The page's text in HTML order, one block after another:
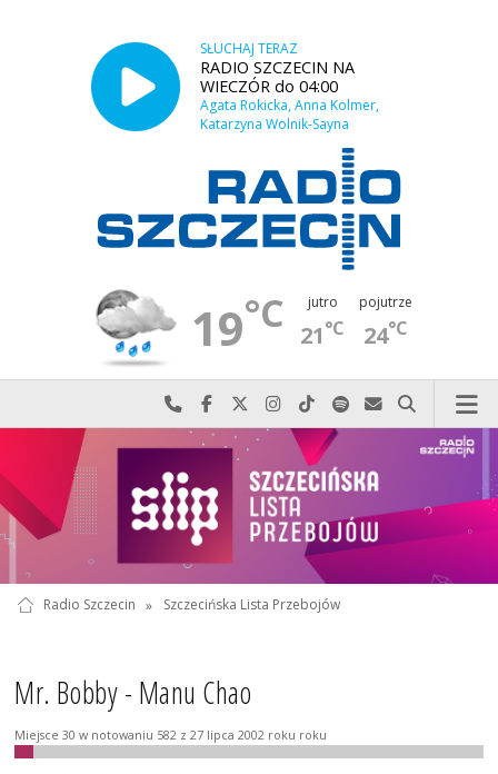
SŁUCHAJ TERAZ
RADIO SZCZECIN NA
WIECZÓR do 04:00
Agata Rokicka, Anna Kolmer,
Katarzyna Wolnik-Sayna
19°C jutro
21°C
pojutrze
24°C
Najlepiej po prostu do nas zadzwoń
Odwiedź nas na Facebook-u
Odwiedź nas na X
Odwiedź nas na Instagram-ie
Odwiedź nas na TikTok-u
Szukaj nas na Spotify
Wyślij do nas
Szukaj
Radio Szczecin » Szczecińska Lista Przebojów
Mr. Bobby - Manu Chao
Miejsce 30 w notowaniu 582 z 27 lipca 2002 roku roku